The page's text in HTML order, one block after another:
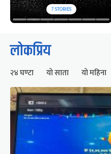
7STORIES
लोकप्रिय
२४ घण्टा यो साता यो महिना